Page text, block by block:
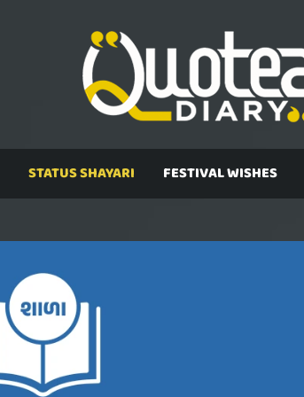
STATUS SHAYARI FESTIVAL WISHES